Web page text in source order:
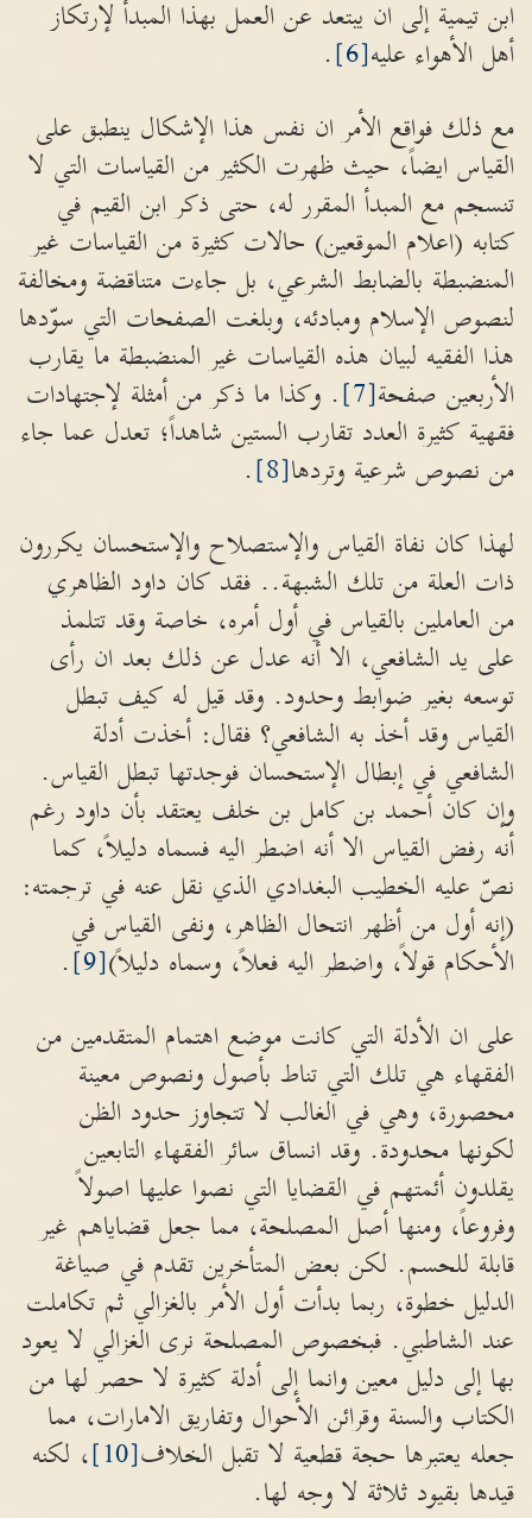
ابن تيمية إلى ان يبتعد عن العمل بهذا المبدأ لإرتكاز
أهل الأهواء عليه[6]
.
مع ذلك فواقع الأمر ان نفس هذا الإشكال ينطبق على
القياس ايضاً، حيث ظهرت الكثير من القياسات التي لا
تنسجم مع المبدأ المقرر له، حتى ذكر ابن القيم في
كتابه (اعلام الموقعين) حالات كثيرة من القياسات غير
المنضبطة بالضابط الشرعي، بل جاءت متناقضة ومخالفة
لنصوص الإسلام ومبادئه، وبلغت الصفحات التي سوّدها
هذا الفقيه لبيان هذه القياسات غير المنضبطة ما يقارب
الأربعين صفحة[7]
. وكذا ما ذكر من أمثلة لإجتهادات
فقهية كثيرة العدد تقارب الستين شاهداً؛ تعدل عما جاء
من نصوص شرعية وتردها[8]
.
لهذا كان نفاة القياس والإستصلاح والإستحسان يكررون
ذات العلة من تلك الشبهة.. فقد كان داود الظاهري
من العاملين بالقياس في أول أمره، خاصة وقد تتلمذ
على يد الشافعي، الا أنه عدل عن ذلك بعد ان رأى
توسعه بغير ضوابط وحدود. وقد قيل له كيف تبطل
القياس وقد أخذ به الشافعي؟ فقال: أخذت أدلة
الشافعي في إبطال الإستحسان فوجدتها تبطل القياس.
وإن كان أحمد بن كامل بن خلف يعتقد بأن داود رغم
أنه رفض القياس الا أنه اضطر اليه فسماه دليلاً، كما
نصّ عليه الخطيب البغدادي الذي نقل عنه في ترجمته:
(إنه أول من أظهر انتحال الظاهر، ونفى القياس في
الأحكام قولاً، واضطر اليه فعلاً، وسماه دليلاً)[9]
.
على ان الأدلة التي كانت موضع اهتمام المتقدمين من
الفقهاء هي تلك التي تناط بأصول ونصوص معينة
محصورة، وهي في الغالب لا تتجاوز حدود الظن
لكونها محدودة. وقد انساق سائر الفقهاء التابعين
يقلدون أئمتهم في القضايا التي نصوا عليها اصولاً
وفروعاً، ومنها أصل المصلحة، مما جعل قضاياهم غير
قابلة للحسم. لكن بعض المتأخرين تقدم في صياغة
الدليل خطوة، ربما بدأت أول الأمر بالغزالي ثم تكاملت
عند الشاطبي. فبخصوص المصلحة نرى الغزالي لا يعود
بها إلى دليل معين وانما إلى أدلة كثيرة لا حصر لها من
الكتاب والسنة وقرائن الأحوال وتفاريق الامارات، مما
جعله يعتبرها حجة قطعية لا تقبل الخلاف[10]
، لكنه
قيدها بقيود ثلاثة لا وجه لها.